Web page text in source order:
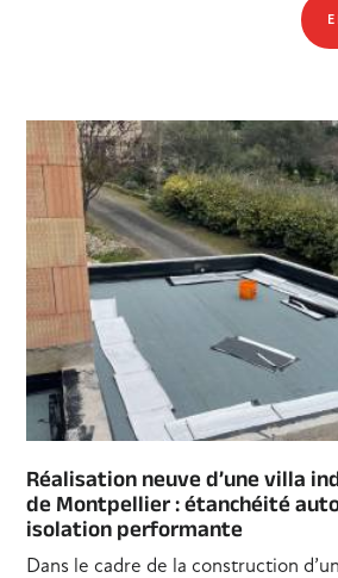
Réalisation neuve d’une villa
de Montpellier : étanchéité
isolation performante
Dans le cadre de la construction